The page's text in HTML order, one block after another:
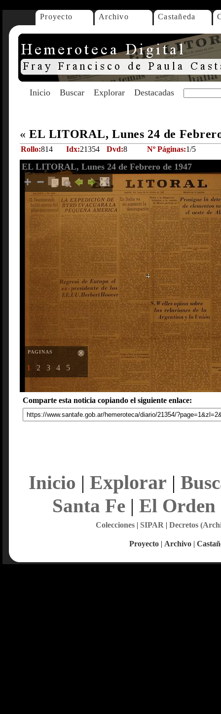
Proyecto Archivo Castañeda
Inicio Buscar Explorar Destacadas
« EL LITORAL, Lunes 24 de
Rollo:814 Idx:21354 Dvd:8 Nº Páginas:1/5
EL LITORAL, Lunes 24 de Febrero de 1947
PAGINAS
1 2 3 4 5
Comparte esta noticia copiando el siguiente enlace:
Inicio | Explorar |
Santa Fe| El Orden
Colecciones| SIPAR | Decretos
Proyecto | Archivo |